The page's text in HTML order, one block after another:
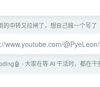
的中转又拉闸了，想自己搞一个号了
www.youtube.com/
› 大家在等 AI 干活时，都在干